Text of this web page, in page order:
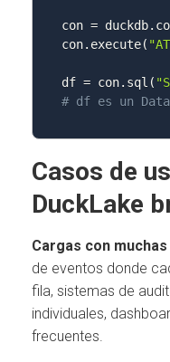
con = duckdb.
con. execute(
df = con. sql (
# df es un
Casos de
DuckLake
Cargas con
de eventos donde
fila, sistemas de
individuales,
frecuentes.